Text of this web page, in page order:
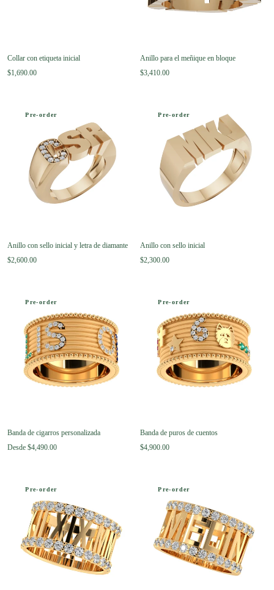
Collar con etiqueta inicial
$1,690.00
Anillo para el meñique en bloque
$3,410.00
Anillo con sello inicial y letra de diamante
$2,600.00
Pre-order
Anillo con sello inicial
$2,300.00
Pre-order
Banda de cigarros personalizada
Desde $4,490.00
Pre-order
Banda de puros de cuentos
$4,900.00
Pre-order
Pre-order Pre-order